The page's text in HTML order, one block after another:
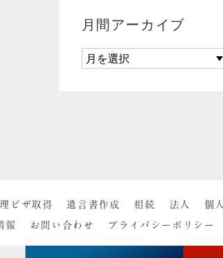
月間アーカイブ
ビザ取得 遺言書作成 相続 法人 個人
報 お問い合わせ プライバシーポリシー